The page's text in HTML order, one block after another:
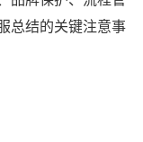
总结的关键注意事